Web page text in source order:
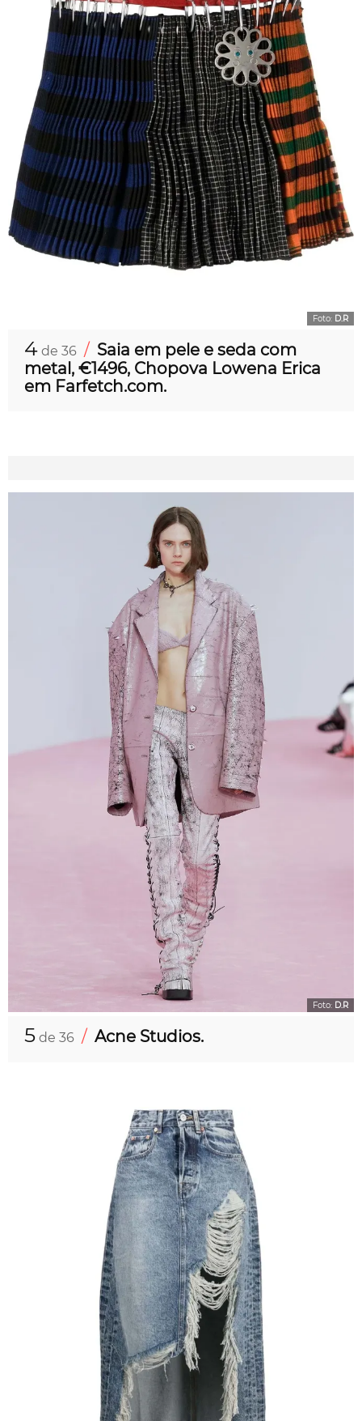
Foto: D.R
4 de 36 / Saia em pele e seda com
metal, €1496, Chopova Lowena Erica
em Farfetch.com.
Foto: D.R
5 de 36 / Acne Studios.